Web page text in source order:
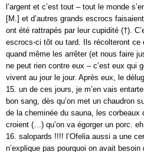
l’argent et c’est tout – tout le monde
[M.] et d’autres grands escrocs
ont été rattrapés par leur cupidité (†).
escrocs-ci tôt ou tard. Ils récolteront ce
quand même les arrêter (et nous faire
ne peut rien contre eux – c’est eux qui
vivent au jour le jour. Après eux, le
15. un de ces jours, je m’en vais
bon sang, dès qu’on met un chaudron
de la cheminée du sauna, les corbeaux
croient (…) qu’on va égorger un porc.
16. salopards !!!! l’Ofelia aussi a une
n’explique pas pourquoi on avait besoin